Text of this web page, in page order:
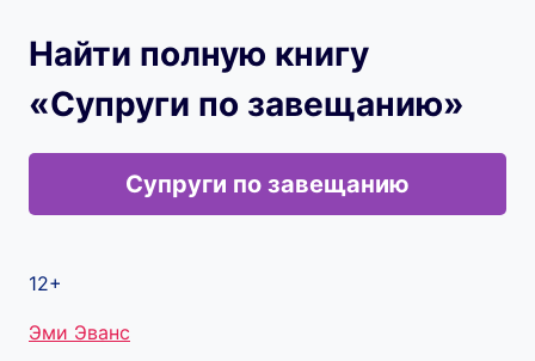
Найти полную книгу
«Супруги по завещанию»
Супруги по завещанию
12+
Метки
Эми Эванс